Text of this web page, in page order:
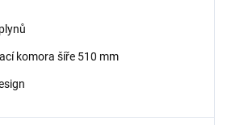
komora šíře 510 mm